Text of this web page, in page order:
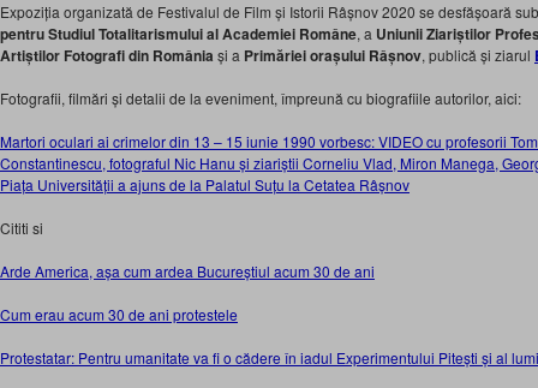
Expoziția organizată de Festivalul de Film și Istorii Râșnov 2020 se desfășoară
pentru Studiul Totalitarismului al Academiei Române, a Uniunii Ziariștilor
Artiștilor Fotografi din România și a Primăriei orașului Râșnov, publică și ziarul
Fotografii, filmări și detalii de la eveniment, împreună cu biografiile autorilor, aici:
Martori oculari ai crimelor din 13 – 15 iunie 1990 vorbesc: VIDEO cu profesorii
Constantinescu, fotograful Nic Hanu și ziariștii Corneliu Vlad, Miron Manega,
Piața Universității a ajuns de la Palatul Suțu la Cetatea Râșnov
Cititi si
Arde America, așa cum ardea Bucureștiul acum 30 de ani
Cum erau acum 30 de ani protestele
Protestatar: Pentru umanitate va fi o cădere în iadul Experimentului Pitești și al